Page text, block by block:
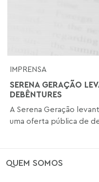
IMPRENSA
SERENA GERAÇÃO
DEBÊNTURES
A Serena Geração
uma oferta pública de
QUEM SOMOS